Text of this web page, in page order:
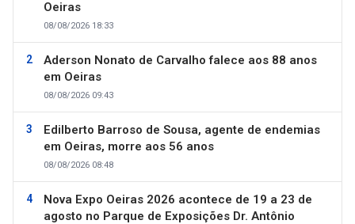
Oeiras
08/08/2026 18:33
Aderson Nonato de Carvalho falece aos 88 anos
em Oeiras
08/08/2026 09:43
Edilberto Barroso de Sousa, agente de endemias
em Oeiras, morre aos 56 anos
08/08/2026 08:48
Nova Expo Oeiras 2026 acontece de 19 a 23 de
agosto no Parque de Exposições Dr. Antônio